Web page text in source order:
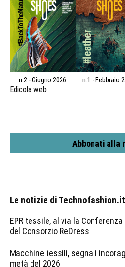
n.2 - Giugno 2026 n.1 - Febbraio
Edicola web
Abbonati alla
Le notizie di Technofashion.it
EPR tessile, al via la
del Consorzio ReDress
Macchine tessili, segnali
metà del 2026